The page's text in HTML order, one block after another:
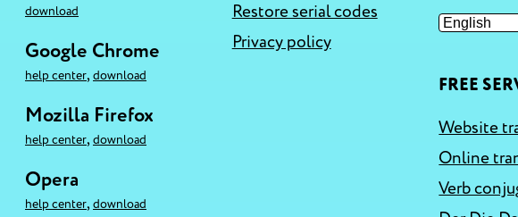
download
Google Chrome
help center, download
Mozilla Firefox
help center, download
Opera
help center, download
Restore serial codes
Privacy policy
FREE
Website
Online
Verb